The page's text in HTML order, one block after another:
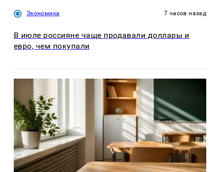
Экономика 7 часов назад
В июле россияне чаще продавали доллары и
евро, чем покупали